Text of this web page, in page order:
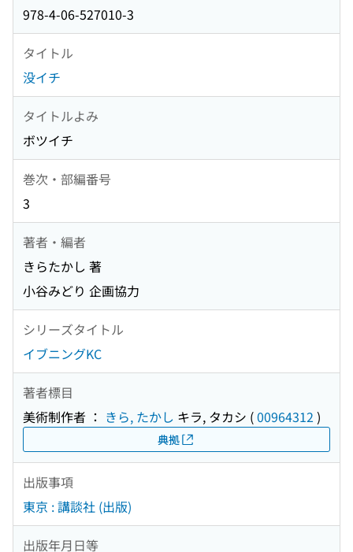
978-4-06-527010-3
タイトル
没イチ
タイトルよみ
ボツイチ
巻次・部編番号
3
著者・編者
きらたかし 著
小谷みどり 企画協力
シリーズタイトル
イブニングKC
著者標目
美術制作者 ： きら, たかし キラ, タカシ (00964312 )
典拠
出版事項
東京 : 講談社 (出版)
出版年月日等